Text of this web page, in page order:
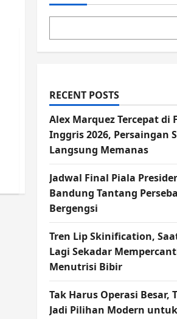
RECENT POSTS
Alex Marquez Tercepat di
Inggris 2026, Persaingan
Langsung Memanas
Jadwal Final Piala
Bandung Tantang
Bergengsi
Tren Lip Skinification,
Lagi Sekadar
Menutrisi Bibir
Tak Harus Operasi Besar,
Jadi Pilihan Modern